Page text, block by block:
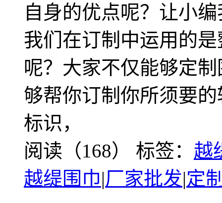
自身的优点呢？让小
我们在订制中运用的
呢？大家不仅能够定
够帮你订制你所须要
标识，
阅读（168） 标签： 越
越缇围巾|厂家批发|定